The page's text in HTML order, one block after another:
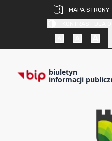
MAPA STRONY
biuletyn
informacji